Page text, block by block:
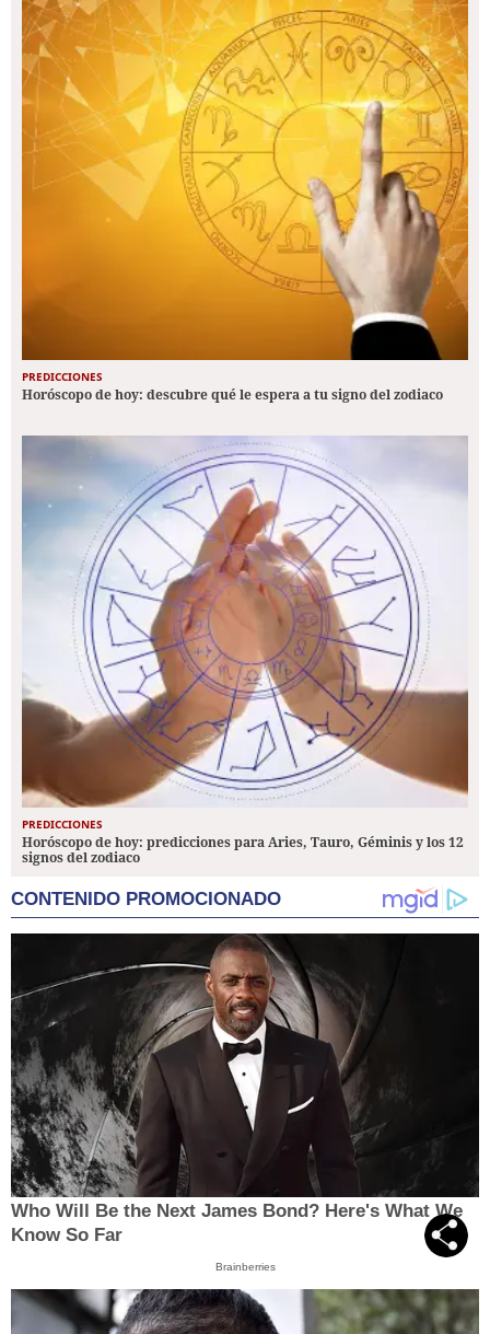
PREDICCIONES
Horóscopo de hoy: descubre qué le espera a tu signo del zodiaco
PREDICCIONES
Horóscopo de hoy: predicciones para Aries, Tauro, Géminis y los 12
signos del zodiaco
CONTENIDO PROMOCIONADO
Who Will Be the Next James Bond? Here's What We
Know So Far
Brainberries